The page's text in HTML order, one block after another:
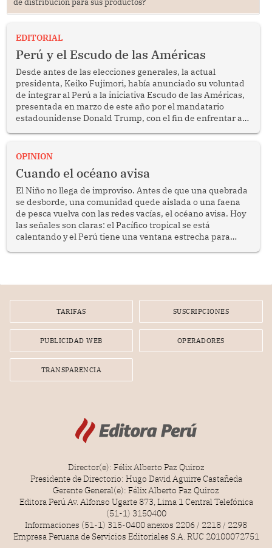
EDITORIAL
Perú y el Escudo de las Américas
Desde antes de las elecciones generales, la actual
presidenta, Keiko Fujimori, había anunciado su voluntad
de integrar al Perú a la iniciativa Escudo de las Américas,
presentada en marzo de este año por el mandatario
estadounidense Donald Trump, con el fin de enfrentar al
OPINION
Cuando el océano avisa
El Niño no llega de improviso. Antes de que una quebrada
se desborde, una comunidad quede aislada o una faena
de pesca vuelva con las redes vacías, el océano avisa. Hoy
las señales son claras: el Pacífico tropical se está
calentando y el Perú tiene una ventana estrecha para
TARIFAS SUSCRIPCIONES
PUBLICIDAD WEB OPERADORES
TRANSPARENCIA
Director(e): Félix Alberto Paz Quiroz
Presidente de Directorio: Hugo David Aguirre Castañeda
Gerente General(e): Félix Alberto Paz Quiroz
Editora Perú Av. Alfonso Ugarte 873, Lima 1 Central Telefónica
(51-1) 3150400
Informaciones (51-1) 315-0400 anexos 2206 / 2218 / 2298
Empresa Peruana de Servicios Editoriales S.A. RUC 20100072751